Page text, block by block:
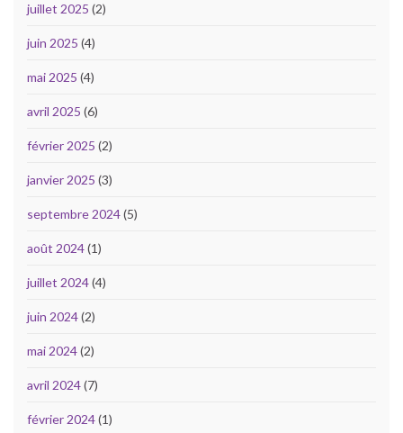
juillet 2025 (2)
juin 2025 (4)
mai 2025 (4)
avril 2025 (6)
février 2025 (2)
janvier 2025 (3)
septembre 2024(5)
août 2024(1)
juillet 2024(4)
juin 2024(2)
mai 2024(2)
avril 2024(7)
février 2024(1)